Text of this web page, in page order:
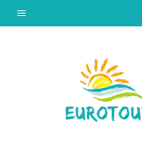
ТУРЫ ПО РОССИИ И СНГ
ЭКСКУРСИИ ПО НИЖНЕМУ
КРУИЗЫ